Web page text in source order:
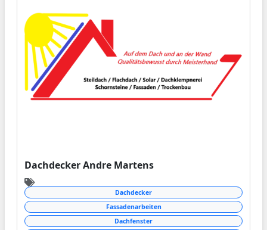
Dachdecker Andre Martens
Dachdecker
Fassadenarbeiten
Dachfenster